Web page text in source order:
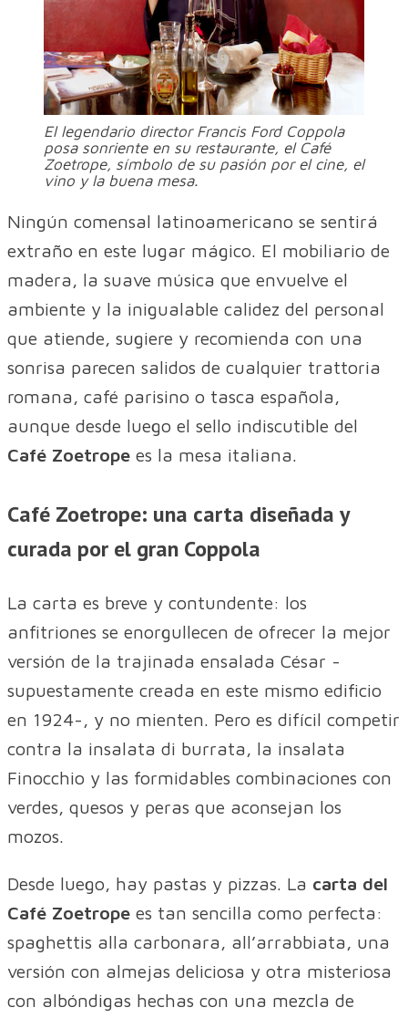
El legendario director Francis Ford Coppola
posa sonriente en su restaurante, el Café
Zoetrope, símbolo de su pasión por el cine, el
vino y la buena mesa.
Ningún comensal latinoamericano se sentirá
extraño en este lugar mágico. El mobiliario de
madera, la suave música que envuelve el
ambiente y la inigualable calidez del personal
que atiende, sugiere y recomienda con una
sonrisa parecen salidos de cualquier trattoria
romana, café parisino o tasca española,
aunque desde luego el sello indiscutible del
Café Zoetrope es la mesa italiana.
Café Zoetrope: una carta diseñada y
curada por el gran Coppola
La carta es breve y contundente: los
anfitriones se enorgullecen de ofrecer la mejor
versión de la trajinada ensalada César -
supuestamente creada en este mismo edificio
en 1924-, y no mienten. Pero es difícil competir
contra la insalata di burrata, la insalata
Finocchio y las formidables combinaciones con
verdes, quesos y peras que aconsejan los
mozos.
Desde luego, hay pastas y pizzas. La carta del
Café Zoetrope es tan sencilla como perfecta:
spaghettis alla carbonara, all’arrabbiata, una
versión con almejas deliciosa y otra misteriosa
con albóndigas hechas con una mezcla de